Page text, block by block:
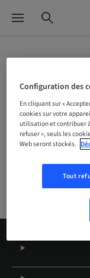
site
Société
Configuration des
En cliquant sur «
cookies sur votre
utilisation et contribuer
refuser », seuls les
Web seront stockés.
Tout